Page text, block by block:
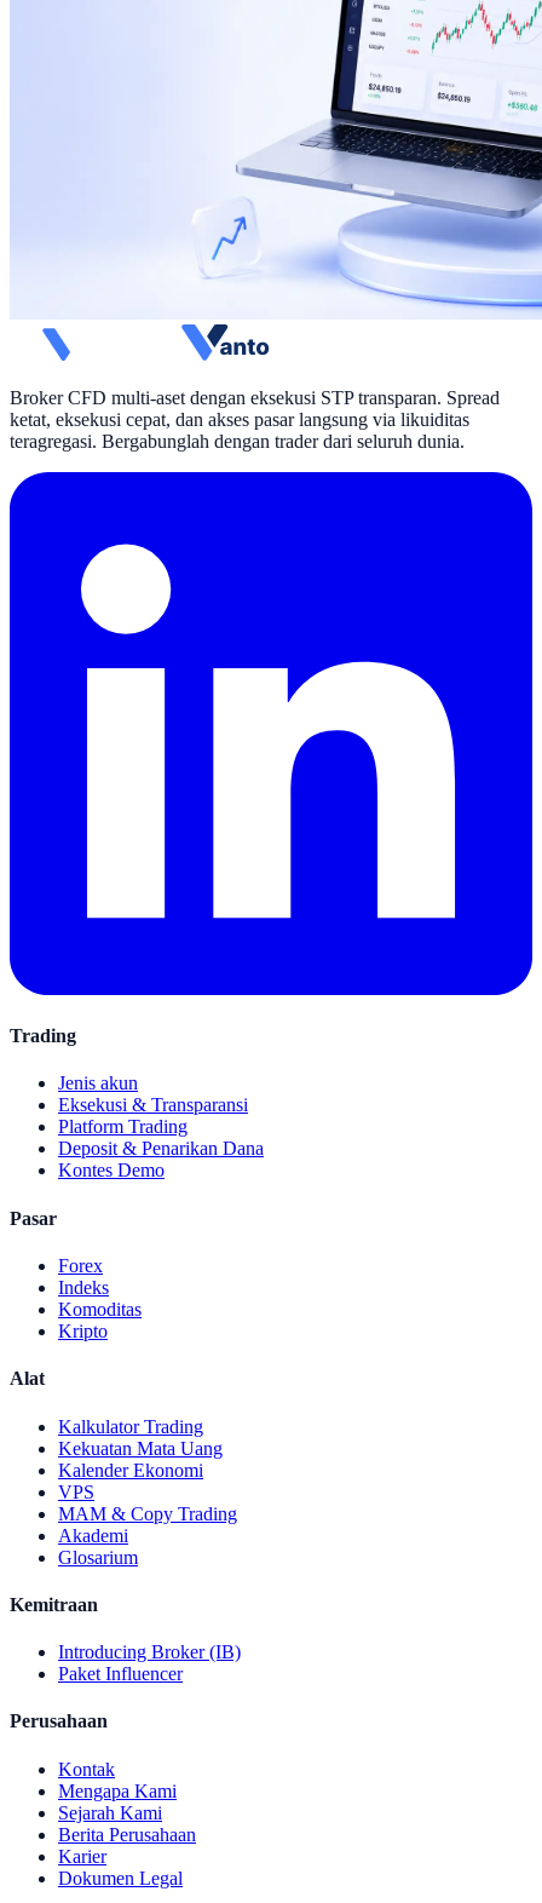
Broker CFD multi-aset dengan eksekusi STP transparan. Spread
ketat, eksekusi cepat, dan akses pasar langsung via likuiditas
teragregasi. Bergabunglah dengan trader dari seluruh dunia.
Trading
Jenis akun
Eksekusi & Transparansi
Platform Trading
Deposit & Penarikan Dana
Kontes Demo
Pasar
Forex
Indeks
Komoditas
Kripto
Alat
Kalkulator Trading
Kekuatan Mata Uang
Kalender Ekonomi
VPS
MAM & Copy Trading
Akademi
Glosarium
Kemitraan
Introducing Broker (IB)
Paket Influencer
Perusahaan
Kontak
Mengapa Kami
Sejarah Kami
Berita Perusahaan
Karier
Dokumen Legal